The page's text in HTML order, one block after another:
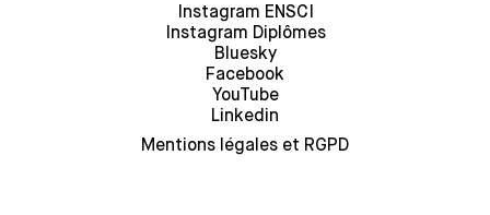
Instagram ENSCI
Instagram Diplômes
Bluesky
Facebook
YouTube
Linkedin
Mentions légales et RGPD